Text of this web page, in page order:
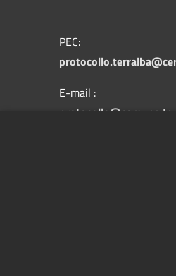
PEC:
E-mail :